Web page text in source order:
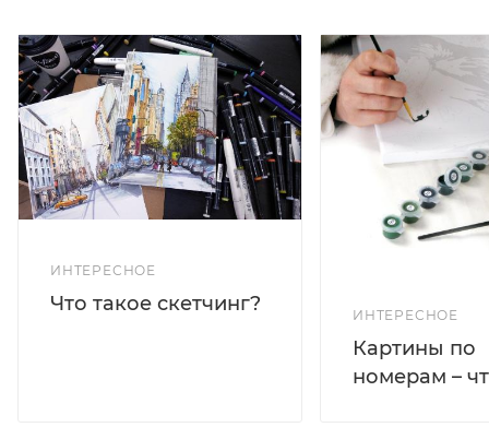
ИНТЕРЕСНОЕ
Что такое скетчинг?
ИНТЕРЕСНОЕ
Картины по
номерам –